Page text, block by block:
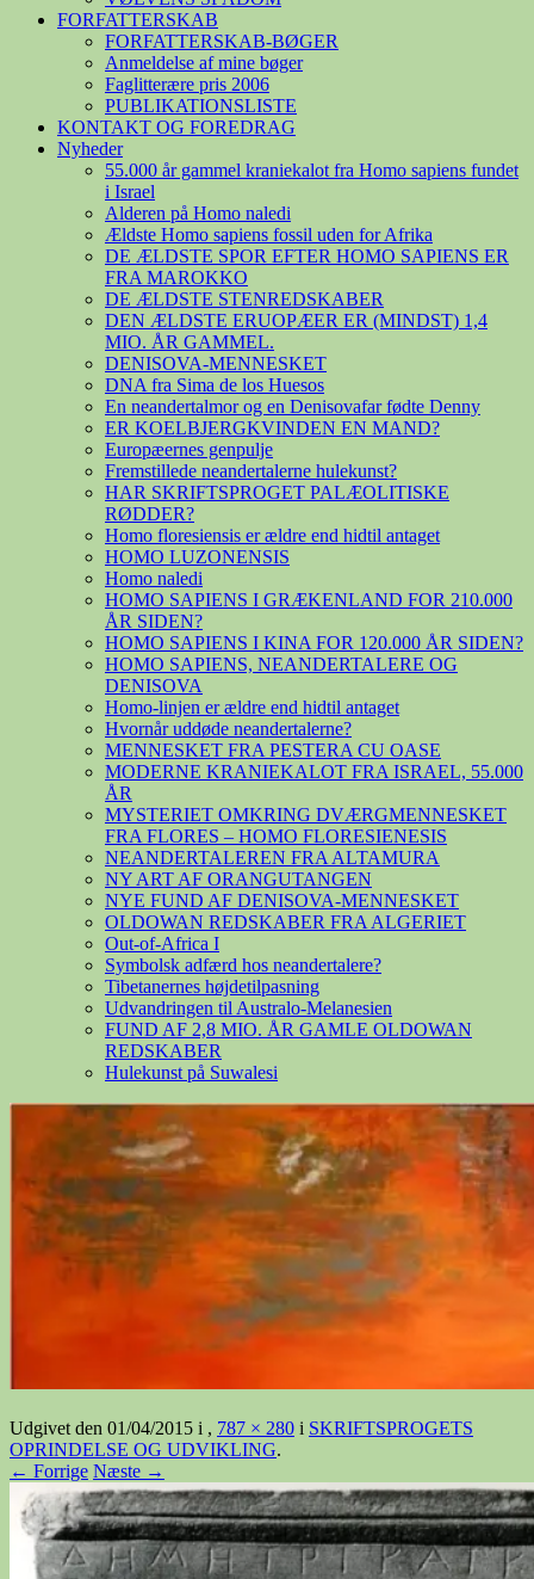
FORFATTERSKAB
FORFATTERSKAB-BØGER
Anmeldelse af mine bøger
Faglitterære pris 2006
PUBLIKATIONSLISTE
KONTAKT OG FOREDRAG
Nyheder
55.000 år gammel kraniekalot fra Homo sapiens fundet
i Israel
Alderen på Homo naledi
Ældste Homo sapiens fossil uden for Afrika
DE ÆLDSTE SPOR EFTER HOMO SAPIENS ER
FRA MAROKKO
DE ÆLDSTE STENREDSKABER
DEN ÆLDSTE ERUOPÆER ER (MINDST) 1,4
MIO. ÅR GAMMEL.
DENISOVA-MENNESKET
DNA fra Sima de los Huesos
En neandertalmor og en Denisovafar fødte Denny
ER KOELBJERGKVINDEN EN MAND?
Europæernes genpulje
Fremstillede neandertalerne hulekunst?
HAR SKRIFTSPROGET PALÆOLITISKE
RØDDER?
Homo floresiensis er ældre end hidtil antaget
HOMO LUZONENSIS
Homo naledi
HOMO SAPIENS I GRÆKENLAND FOR 210.000
ÅR SIDEN?
HOMO SAPIENS I KINA FOR 120.000 ÅR SIDEN?
HOMO SAPIENS, NEANDERTALERE OG
DENISOVA
Homo-linjen er ældre end hidtil antaget
Hvornår uddøde neandertalerne?
MENNESKET FRA PESTERA CU OASE
MODERNE KRANIEKALOT FRA ISRAEL, 55.000
ÅR
MYSTERIET OMKRING DVÆRGMENNESKET
FRA FLORES – HOMO FLORESIENESIS
NEANDERTALEREN FRA ALTAMURA
NY ART AF ORANGUTANGEN
NYE FUND AF DENISOVA-MENNESKET
OLDOWAN REDSKABER FRA ALGERIET
Out-of-Africa I
Symbolsk adfærd hos neandertalere?
Tibetanernes højdetilpasning
Udvandringen til Australo-Melanesien
FUND AF 2,8 MIO. ÅR GAMLE OLDOWAN
REDSKABER
Hulekunst på Suwalesi
Udgivet den 01/04/2015 i , 787 × 280 i SKRIFTSPROGETS
OPRINDELSE OG UDVIKLING.
← Forrige Næste →